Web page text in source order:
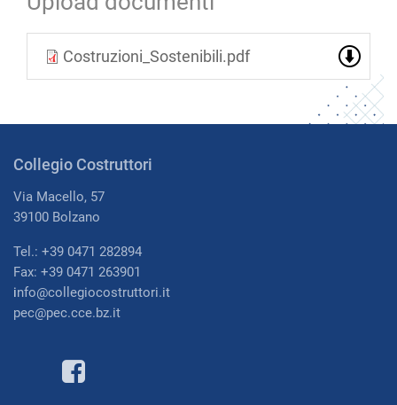
Costruzioni_Sostenibili.pdf
Collegio Costruttori
Via Macello, 57
39100 Bolzano
Tel.: +39 0471 282894
Fax: +39 0471 263901
info@collegiocostruttori.it
pec@pec.cce.bz.it